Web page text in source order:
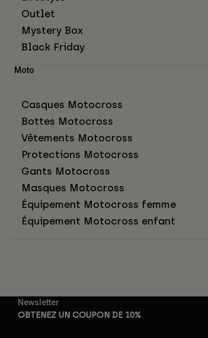
Outlet
Mystery Box
Black Friday
Moto
Casques Motocross
Bottes Motocross
Vêtements Motocross
Protections Motocross
Gants Motocross
Masques Motocross
Équipement Motocross femme
Équipement Motocross enfant
Newsletter
OBTENEZ UN COUPON DE 10%